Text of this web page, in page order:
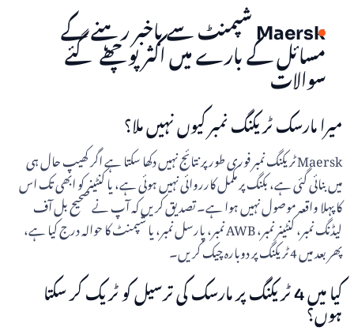
Maersk شپمنٹ سے باخبر رہنے کے
مسائل کے بارے میں اکثر پوچھے گئے
سوالات
میرا مارسک ٹریکنگ نمبر کیوں نہیں ملا؟
Maersk ٹریکنگ نمبر فوری طور پر نتائج نہیں دکھا سکتا ہے اگر کھیپ حال ہی
میں بنائی گئی ہے، بکنگ پر مکمل کارروائی نہیں ہوئی ہے، یا کنٹینر کو ابھی تک اس
کا پہلا واقعہ موصول نہیں ہوا ہے۔ تصدیق کریں کہ آپ نے صحیح بل آف
لیڈنگ نمبر، کنٹینر نمبر، AWB نمبر، پارسل نمبر، یا شپمنٹ کا حوالہ درج کیا ہے،
پھر بعد میں 4 ٹریکنگ پر دوبارہ چیک کریں۔
کیا میں 4 ٹریکنگ پر مارسک کی ترسیل کو ٹریک کر سکتا
ہوں؟